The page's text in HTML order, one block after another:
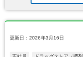
更新日：2026年3月16日